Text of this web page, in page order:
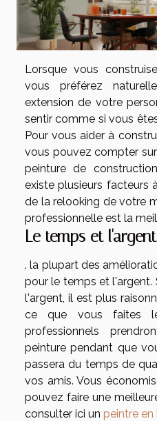
Lorsque vous
vous préférez
extension de votre
sentir comme si vous
Pour vous aider à
vous pouvez compter
peinture de
existe plusieurs facteurs
de la relooking de votre
professionnelle est la
Le temps et
. la plupart des
pour le temps et l'argent.
l'argent, il est plus
ce que vous faites
professionnels
peinture pendant que
passera du temps de
vos amis. Vous
pouvez faire une
consulter ici un peintre